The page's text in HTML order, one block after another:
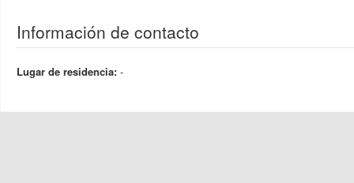
Información de contacto
Lugar de residencia: -